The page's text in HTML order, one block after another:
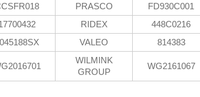
PRASCO FD930C001
RIDEX 448C0216
VALEO 814383
WILMINK
GROUP
WG2161067